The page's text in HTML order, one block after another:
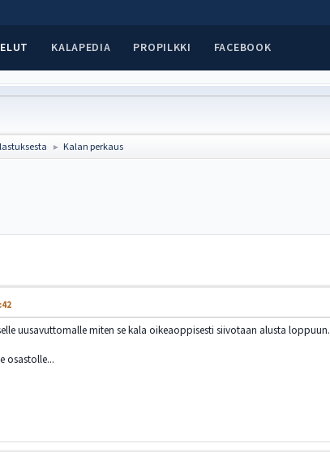
KALAPEDIA PROPILKKI FACEBOOK
► Kalan perkaus
uusavuttomalle miten se kala oikeaoppisesti siivotaan alusta loppuun.
osastolle...